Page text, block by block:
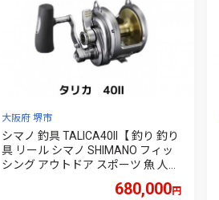
大阪府 堺市
シマノ 釣具 TALICA40II【 釣り 釣り
具 リール シマノ SHIMANO フィッ
シング アウトドア スポーツ 魚 人気
680,000円